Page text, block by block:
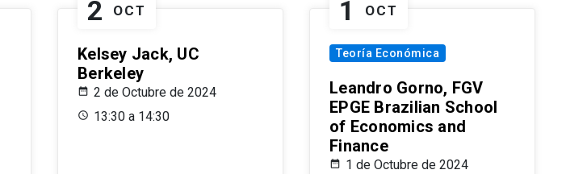
2 OCT
Kelsey Jack, UC
Berkeley
2 de Octubre de 2024
13:30 a 14:30
1 OCT
Teoría Económica
Leandro Gorno, FGV
EPGE Brazilian School
of Economics and
Finance
1 de Octubre de 2024